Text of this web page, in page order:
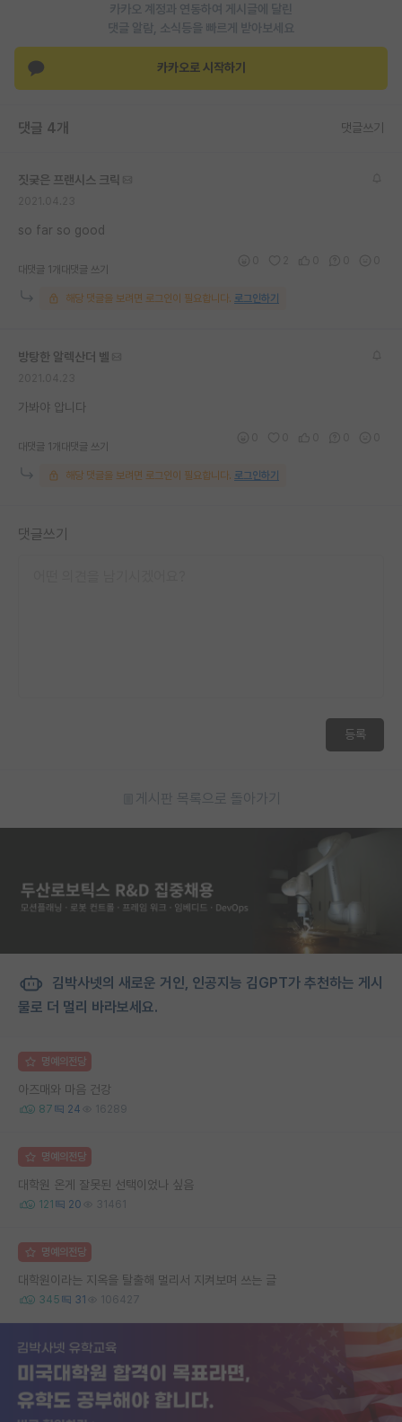
학술 정보 게시판
커리어
유학교육
재팬라운지 🌸
카카오 계정과 연동하여 게시글에 달린
댓글 알람, 소식등을 빠르게 받아보세요
카카오로 시작하기
댓글 4개 댓글쓰기
짓궂은 프랜시스 크릭
so far so good
대댓글 1개 대댓글 쓰기
해당 댓글을 보려면 로그인이 필요합니다. 로그인하기
방탕한 알렉산더 벨
가봐야 압니다
대댓글 1개 대댓글 쓰기
해당 댓글을 보려면 로그인이 필요합니다. 로그인하기
댓글쓰기
등록
게시판 목록으로 돌아가기
김박사넷의 새로운 거인, 인공지능 김GPT가 추천하는 게시
물로 더 멀리 바라보세요.
명예의전당
아즈매와 마음 건강
87 24 16289
명예의전당
대학원 온게 잘못된 선택이었나 싶음
121 20 31461
명예의전당
대학원이라는 지옥을 탈출해 멀리서 지켜보며 쓰는 글
345 31 106427